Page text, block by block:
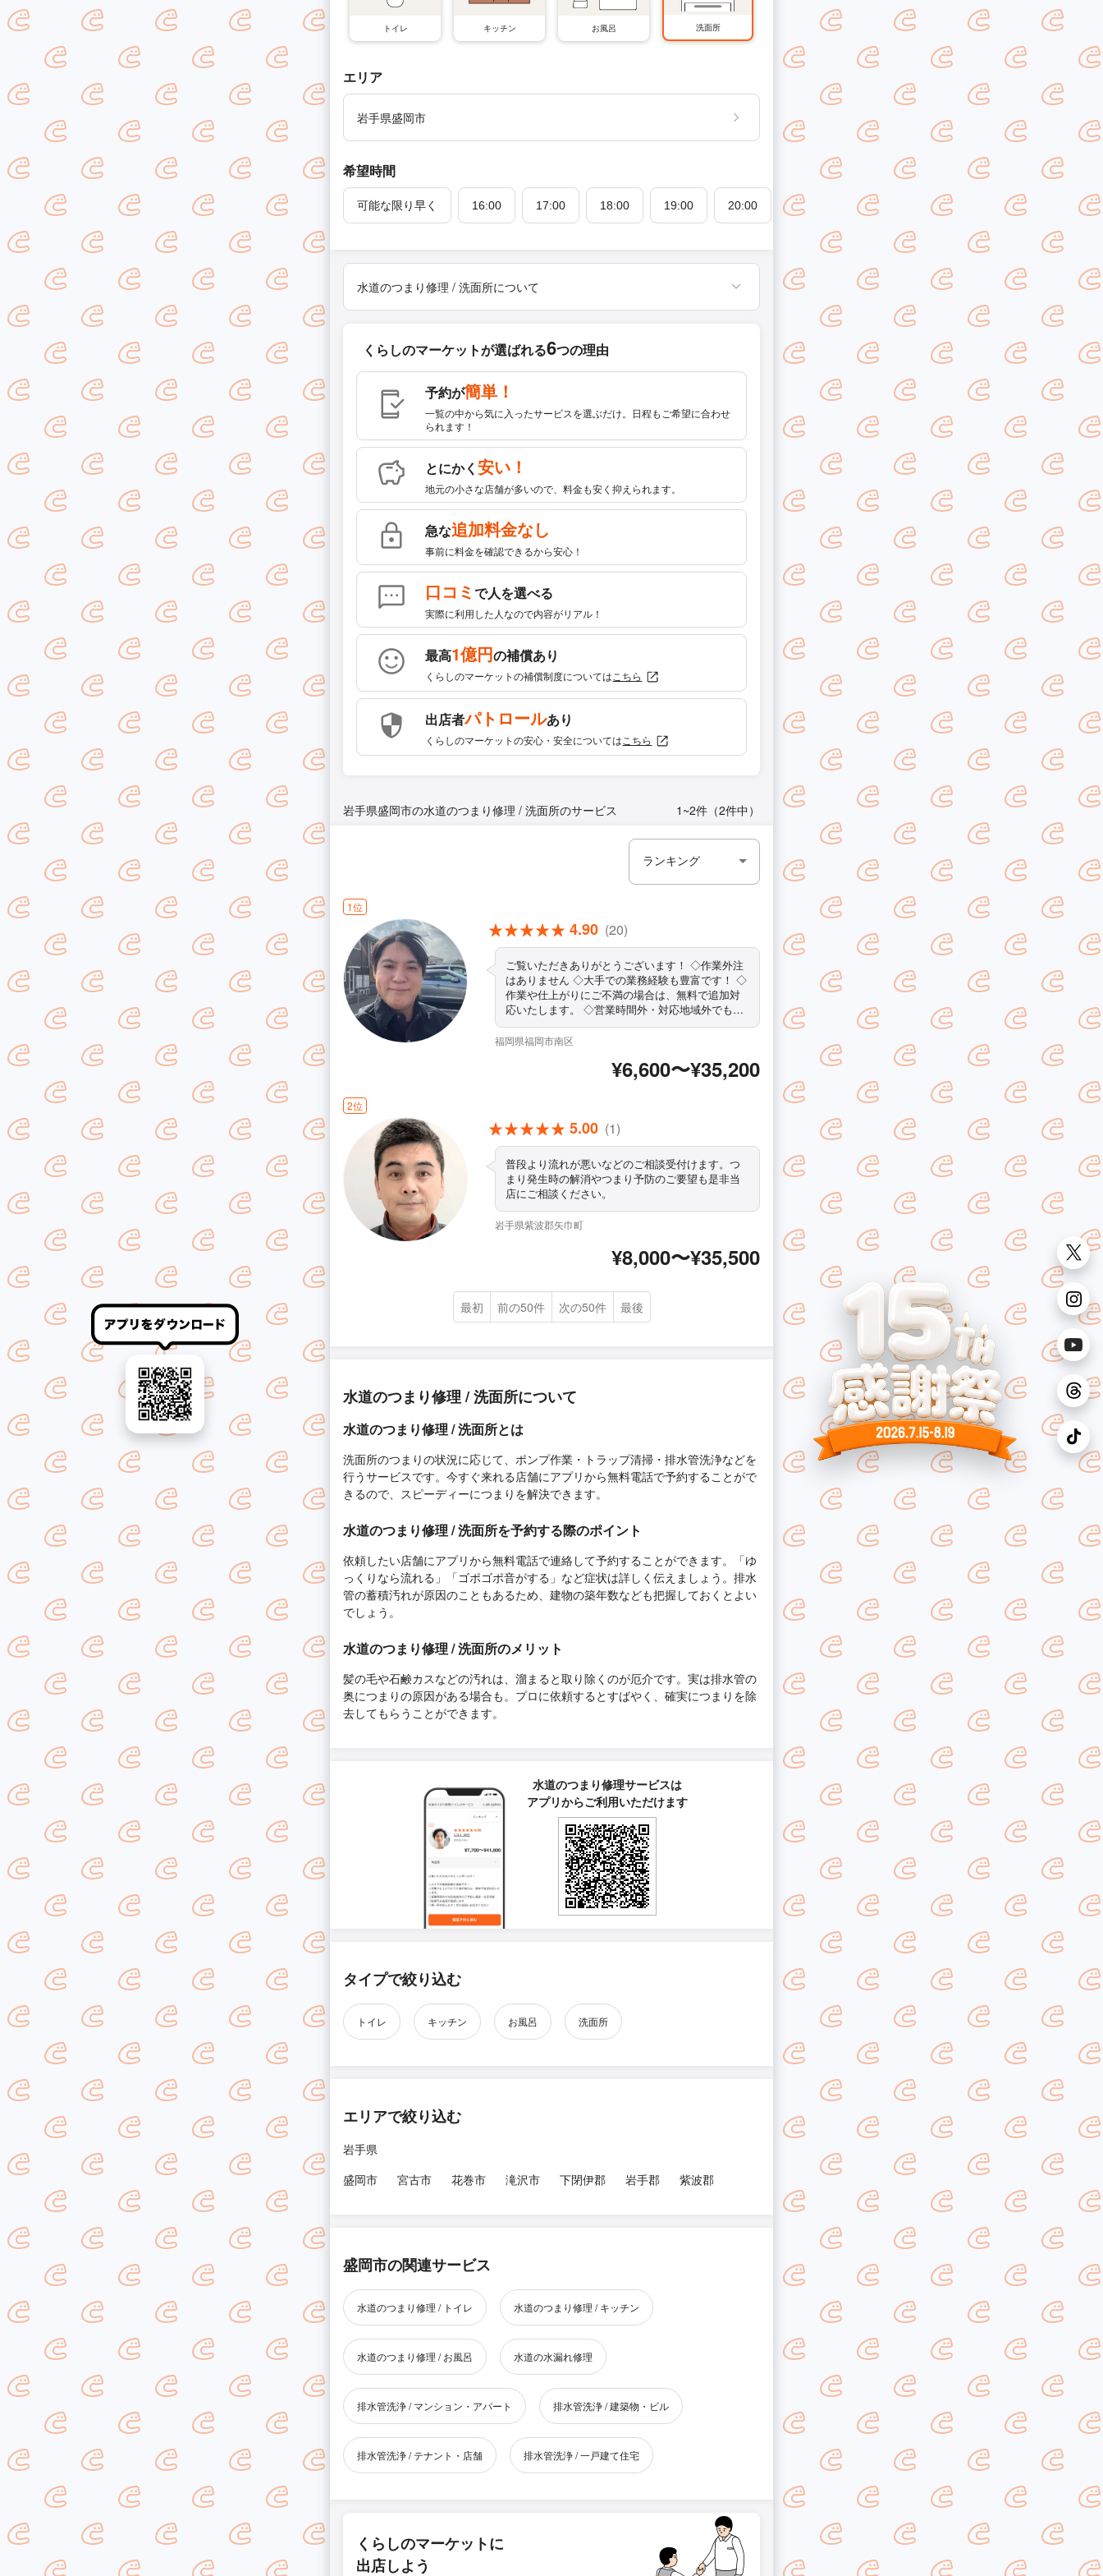
トイレ キッチン お風呂 洗面所
エリア
岩手県盛岡市
希望時間
可能な限り早く 16:00 17:00 18:00 19:00 20:00 21:00 22:00 23:00 翌00:00 翌01:00
水道のつまり修理 / 洗面所について
くらしのマーケットが選ばれる6つの理由
予約が簡単！
一覧の中から気に入ったサービスを選ぶだけ。日程もご希望に合わせ
られます！
とにかく安い！
地元の小さな店舗が多いので、料金も安く抑えられます。
急な追加料金なし
事前に料金を確認できるから安心！
口コミで人を選べる
実際に利用した人なので内容がリアル！
最高1億円の補償あり
くらしのマーケットの補償制度については こちら
出店者パトロールあり
くらしのマーケットの安心・安全については こちら
岩手県盛岡市の水道のつまり修理 / 洗面所のサービス 1~2件（2件中）
1位
4.90 (20)
ご覧いただきありがとうございます！ ◇作業外注
はありません ◇大手での業務経験も豊富です！ ◇
作業や仕上がりにご不満の場合は、無料で追加対
応いたします。 ◇営業時間外・対応地域外でもご
要望お聞きします！ ◇駐車代お店負担◎ ◇責任を
持って作業します まずはお気軽にご相談くださ
福岡県福岡市南区
¥6,600〜¥35,200
2位
5.00 (1)
普段より流れが悪いなどのご相談受付けます。つ
まり発生時の解消やつまり予防のご要望も是非当
店にご相談ください。
岩手県紫波郡矢巾町
¥8,000〜¥35,500
最初 前の50件 次の50件 最後
水道のつまり修理 / 洗面所について
水道のつまり修理 / 洗面所とは
洗面所のつまりの状況に応じて、ポンプ作業・トラップ清掃・排水管洗浄などを
行うサービスです。今すぐ来れる店舗にアプリから無料電話で予約することがで
きるので、スピーディーにつまりを解決できます。
水道のつまり修理 / 洗面所を予約する際のポイント
依頼したい店舗にアプリから無料電話で連絡して予約することができます。「ゆ
っくりなら流れる」「ゴポゴポ音がする」など症状は詳しく伝えましょう。排水
管の蓄積汚れが原因のこともあるため、建物の築年数なども把握しておくとよい
でしょう。
水道のつまり修理 / 洗面所のメリット
髪の毛や石鹸カスなどの汚れは、溜まると取り除くのが厄介です。実は排水管の
奥につまりの原因がある場合も。プロに依頼するとすばやく、確実につまりを除
去してもらうことができます。
水道のつまり修理サービスは
アプリからご利用いただけます
タイプで絞り込む
トイレ キッチン お風呂 洗面所
エリアで絞り込む
岩手県
盛岡市
宮古市 花巻市 滝沢市 下閉伊郡 岩手郡 紫波郡
盛岡市の関連サービス
水道のつまり修理 / トイレ 水道のつまり修理 / キッチン
水道のつまり修理 / お風呂 水道の水漏れ修理
排水管洗浄 / マンション・アパート 排水管洗浄 / 建築物・ビル
排水管洗浄 / テナント・店舗 排水管洗浄 / 一戸建て住宅
くらしのマーケットに
出店しよう